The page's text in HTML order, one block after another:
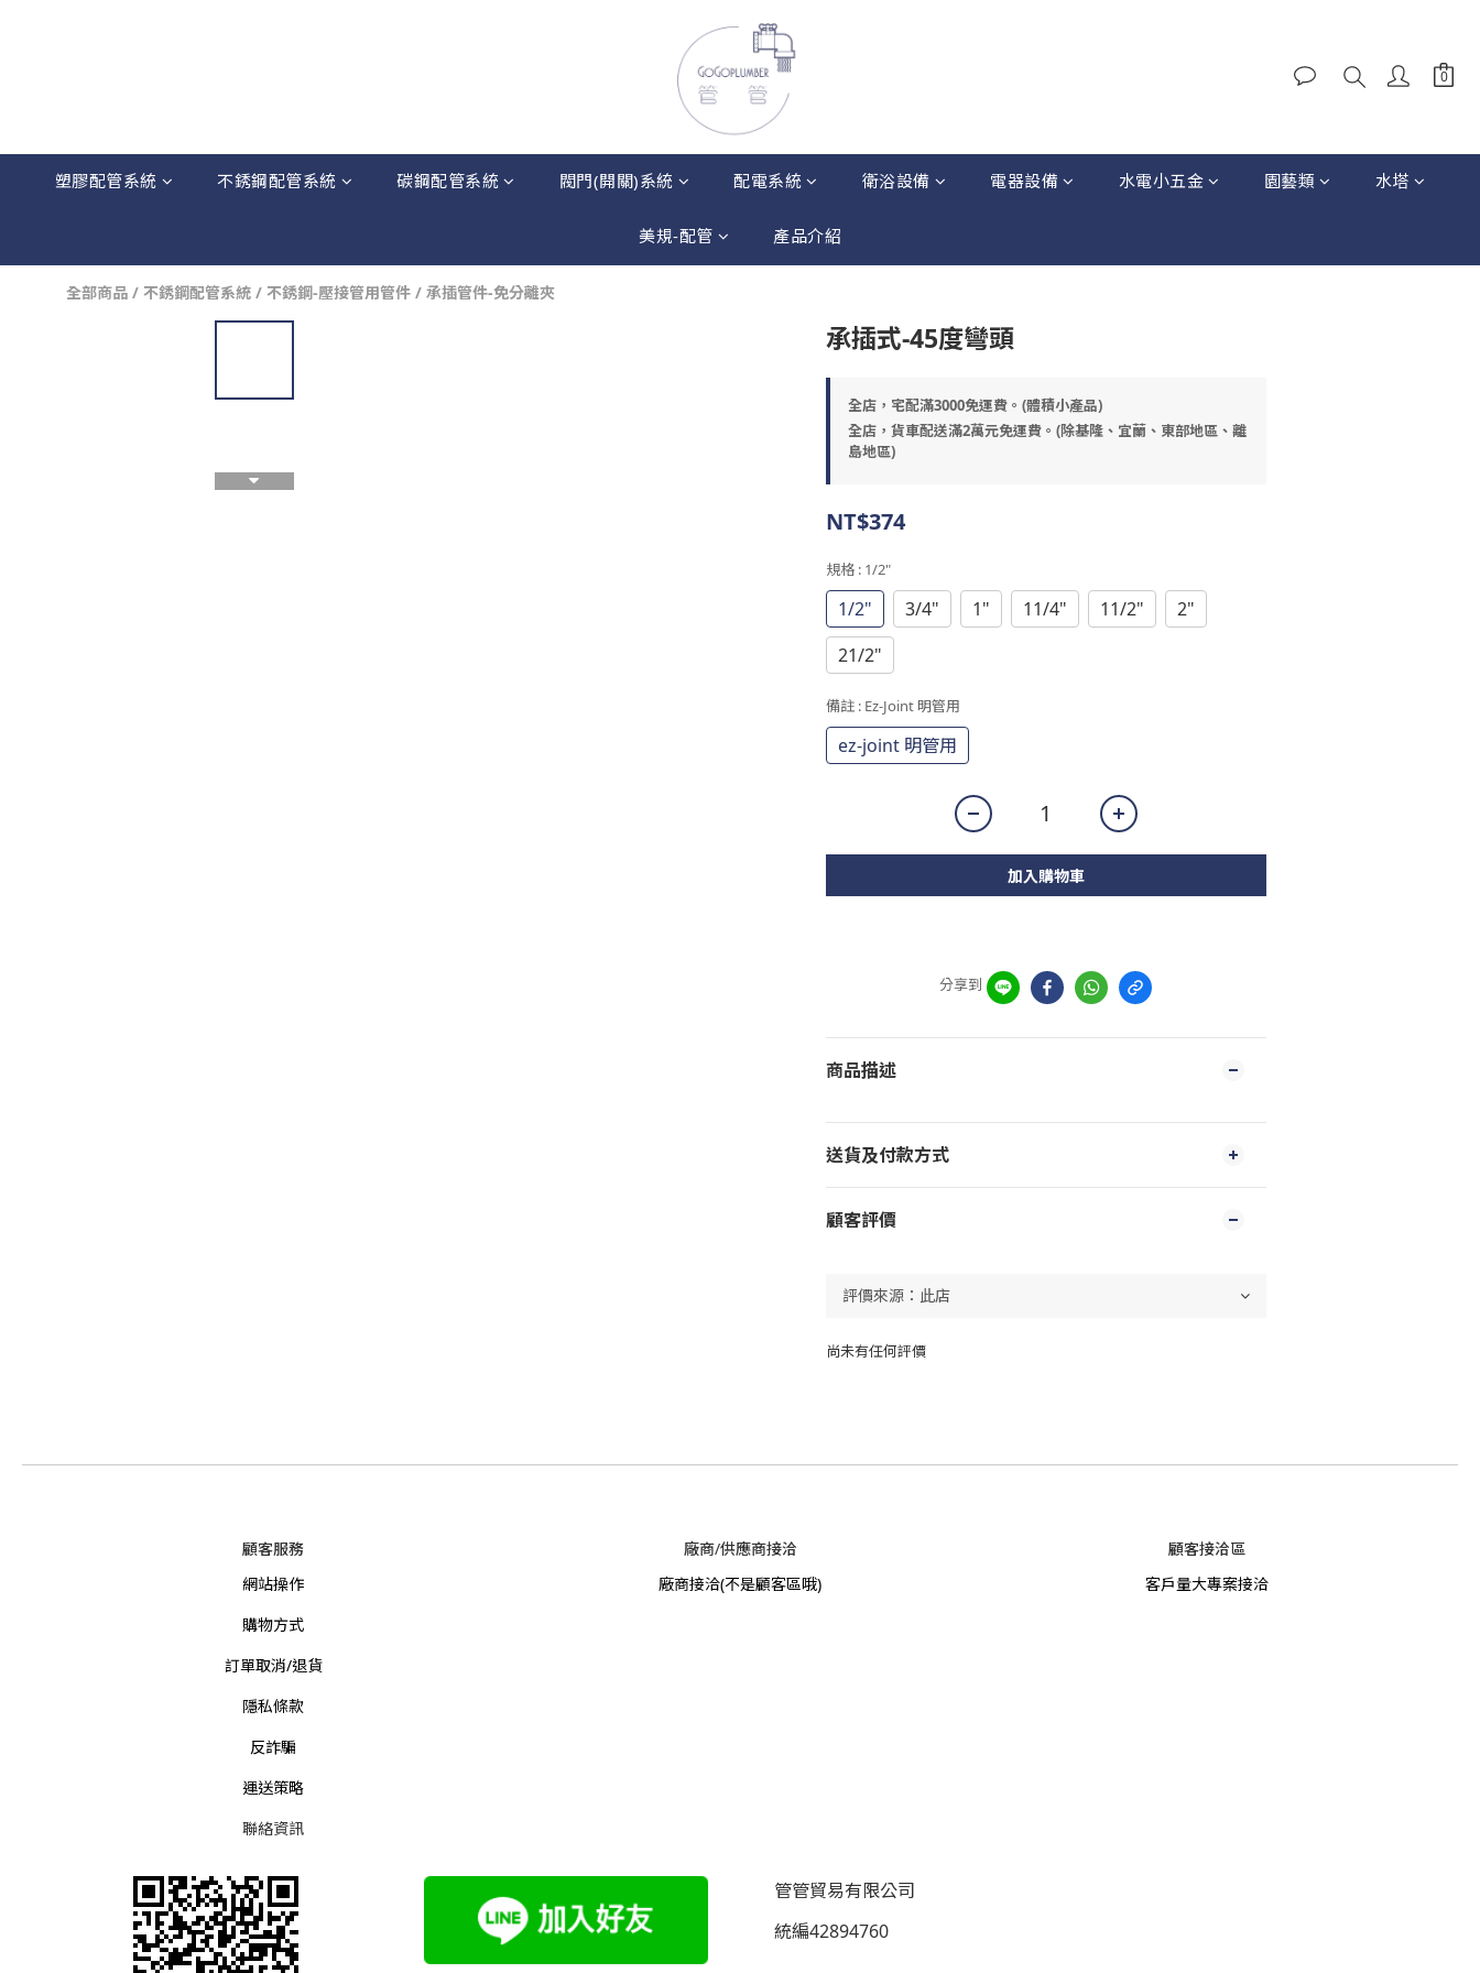
塑膠配管系統 不銹鋼配管系統 碳鋼配管系統 閥門(開關)系統 配電系統 衛浴設備 電器設備 水電小五金 園藝類 水塔
美規-配管 產品介紹
全部商品 / 不銹鋼配管系統 / 不銹鋼-壓接管用管件 / 承插管件-免分離夾
承插式-45度彎頭
全店，宅配滿3000免運費。(體積小產品)
全店，貨車配送滿2萬元免運費。(除基隆、宜蘭、東部地區、離
島地區)
NT$374
規格 : 1/2"
1/2" 3/4" 1" 11/4" 11/2"
2"
21/2"
備註 : Ez-Joint 明管用
ez-joint 明管用
加入購物車
分享到
商品描述
送貨及付款方式
顧客評價
尚未有任何評價
顧客服務
網站操作
購物方式
訂單取消/退貨
隱私條款
反詐騙
運送策略
聯絡資訊
廠商/供應商接洽
廠商接洽(不是顧客區哦)
顧客接洽區
客戶量大專案接洽
管管貿易有限公司
統編42894760